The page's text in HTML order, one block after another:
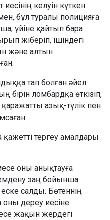
келуін күткен.
бұл туралы полицияға
үйіне қайтып бара
жіберіп, ішіндегі
және алтын
тап болған әйел
бірін ломбардқа өткізіп,
азық-түлік пен
тергеу амалдары
оны анықтауға
заң бойынша
еске салды. Бөтеннің
оны дереу иесіне
жақын жердегі